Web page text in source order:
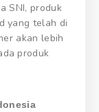
SNI, produk
yang telah di
akan lebih
produk